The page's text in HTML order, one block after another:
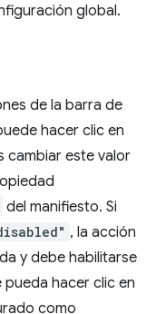
global.
de la barra de
hacer clic en
cambiar este valor
del manifiesto. Si
, la acción
y debe habilitarse
hacer clic en
como